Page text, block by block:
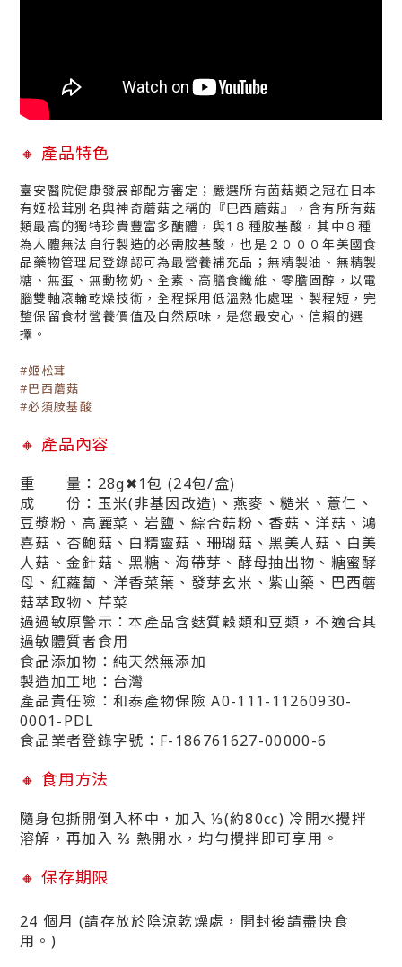
🔸 產品特色
臺安醫院健康發展部配方審定；嚴選所有菌菇類之冠在日本
有姬松茸別名與神奇蘑菇之稱的『巴西蘑菇』，含有所有菇
類最高的獨特珍貴豐富多醣體，與1８種胺基酸，其中８種
為人體無法自行製造的必需胺基酸，也是２０００年美國食
品藥物管理局登錄認可為最營養補充品；無精製油、無精製
糖、無蛋、無動物奶、全素、高膳食纖維、零膽固醇，以電
腦雙軸滾輪乾燥技術，全程採用低溫熟化處理、製程短，完
整保留食材營養價值及自然原味，是您最安心、信賴的選
擇。
#姬松茸
#巴西蘑菇
#必須胺基酸
🔸 產品內容
重 量：28g✖1包 (24包/盒)
成 份：玉米(非基因改造)、燕麥 、糙米、薏仁 、
豆漿粉、 高麗菜、岩鹽、綜合菇粉、香菇、洋菇、鴻
喜菇、杏鮑菇、白精靈菇、珊瑚菇、黑美人菇、白美
人菇、金針菇、黑糖、海帶芽、酵母抽出物、糖蜜酵
母、紅蘿蔔、洋香菜葉、發芽玄米、紫山藥、巴西蘑
菇萃取物、芹菜
過過敏原警示：本產品含麩質穀類和豆類，不適合其
過敏體質者食用
食品添加物：純天然無添加
製造加工地：台灣
產品責任險： 和泰產物保險 A0-111-11260930-
0001-PDL
食品業者登錄字號： F-186761627-00000-6
🔸食用方法
隨身包撕開倒入杯中，加入 ⅓(約80cc) 冷開水攪拌
溶解，再加入 ⅔ 熱開水，均勻攪拌即可享用。
🔸保存期限
24 個月 (請存放於陰涼乾燥處，開封後請盡快食
用。)